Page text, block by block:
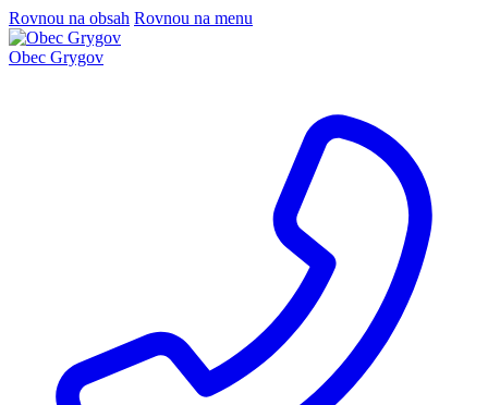
Rovnou na obsah Rovnou na menu
Obec Grygov